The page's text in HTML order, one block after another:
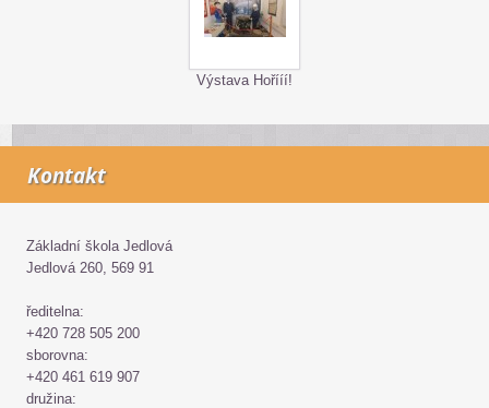
Výstava Hořííí!
Kontakt
Základní škola Jedlová
Jedlová 260, 569 91
ředitelna:
+420 728 505 200
sborovna:
+420 461 619 907
družina: